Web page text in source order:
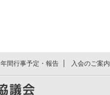
年間行事予定・報告 入会のご案